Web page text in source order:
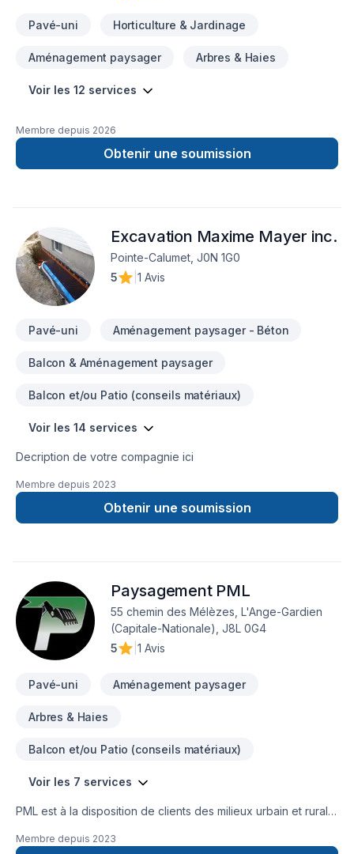
Pavé-uni Horticulture & Jardinage
Aménagement paysager Arbres & Haies
Voir les 12 services
Membre depuis 2026
Obtenir une soumission
Excavation Maxime Mayer inc.
Pointe-Calumet, J0N 1G0
5
1 Avis
Pavé-uni Aménagement paysager - Béton
Balcon & Aménagement paysager
Balcon et/ou Patio (conseils matériaux)
Voir les 14 services
Decription de votre compagnie ici
Membre depuis 2023
Obtenir une soumission
Paysagement PML
55 chemin des Mélèzes, L'Ange-Gardien
(Capitale-Nationale), J8L 0G4
5
1 Avis
Pavé-uni Aménagement paysager
Arbres & Haies
Balcon et/ou Patio (conseils matériaux)
Voir les 7 services
PML est à la disposition de clients des milieux urbain et rural
vous nécessitez notre expertise pour la mini-excavation à
Membre depuis 2023